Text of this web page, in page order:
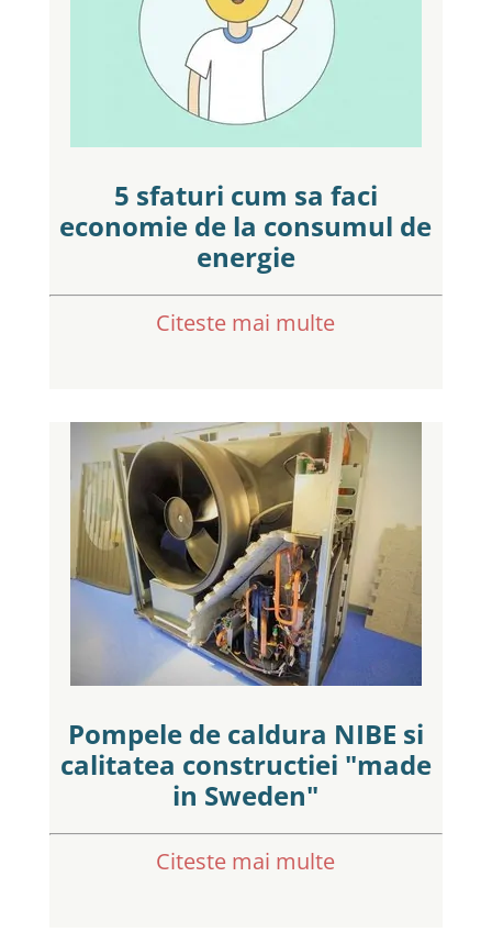
5 sfaturi cum sa faci
economie de la consumul de
energie
Citeste mai multe
Pompele de caldura NIBE si
calitatea constructiei "made
in Sweden"
Citeste mai multe